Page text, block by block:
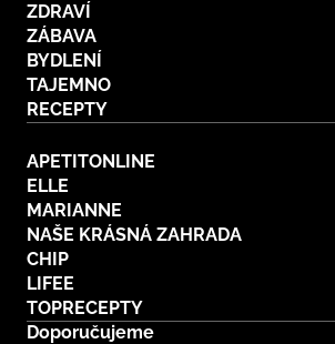
ZDRAVÍ
ZÁBAVA
BYDLENÍ
TAJEMNO
RECEPTY
APETITONLINE
ELLE
MARIANNE
NAŠE KRÁSNÁ ZAHRADA
CHIP
LIFEE
TOPRECEPTY
Doporučujeme